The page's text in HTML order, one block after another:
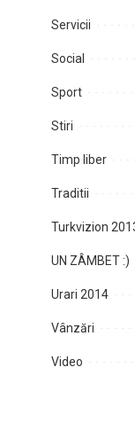
Servicii
Social
Sport
Stiri
Timp liber
Traditii
Turkvizion
UN ZÂMBET :)
Urari 2014
Vânzări
Video